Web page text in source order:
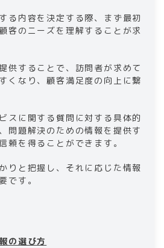
る内容を決定する際、まず最初
客のニーズを理解することが求
供することで、訪問者が求めて
くなり、顧客満足度の向上に繋
スに関する質問に対する具体的
問題解決のための情報を提供す
頼を得ることができます。
りと把握し、それに応じた情報
です。
の選び方